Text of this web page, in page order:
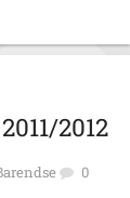
2012
0